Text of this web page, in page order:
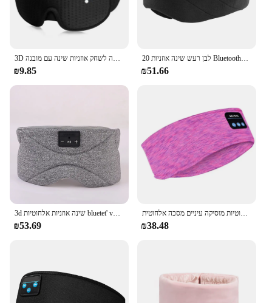
3D עיניים מסכה מוסיקה לשחק אוזניות שינה עם מובנה hd רמקול מובנה מסכת שינה עבור אוזניות אוזניות שינה אוכמניות
₪9.85
20 לבן רעש שינה אוזניות Bluetooth5.2 שינה מסכת לנשימה רך 100% Blackout עין מסכת מיקרופון שיחת לשינה
₪51.66
₪53.69
אוזניות אלחוטיות מוסיקה עיניים מסכה אלחוטית bluetooth Bluetooth אוזניות ספורט ריצה לילה ראש שינה אוזניות אלסטי
₪38.48